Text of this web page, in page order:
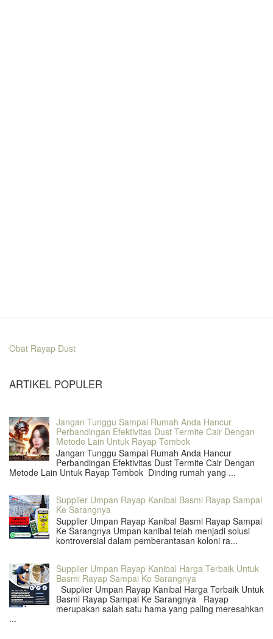
Obat Rayap Dust
ARTIKEL POPULER
Jangan Tunggu Sampai Rumah Anda Hancur
Perbandingan Efektivitas Dust Termite Cair Dengan
Metode Lain Untuk Rayap Tembok
Jangan Tunggu Sampai Rumah Anda Hancur
Perbandingan Efektivitas Dust Termite Cair Dengan
Metode Lain Untuk Rayap Tembok Dinding rumah yang ...
Supplier Umpan Rayap Kanibal Basmi Rayap Sampai
Ke Sarangnya
Supplier Umpan Rayap Kanibal Basmi Rayap Sampai
Ke Sarangnya Umpan kanibal telah menjadi solusi
kontroversial dalam pemberantasan koloni ra...
Supplier Umpan Rayap Kanibal Harga Terbaik Untuk
Basmi Rayap Sampai Ke Sarangnya
Supplier Umpan Rayap Kanibal Harga Terbaik Untuk
Basmi Rayap Sampai Ke Sarangnya Rayap
merupakan salah satu hama yang paling meresahkan
...